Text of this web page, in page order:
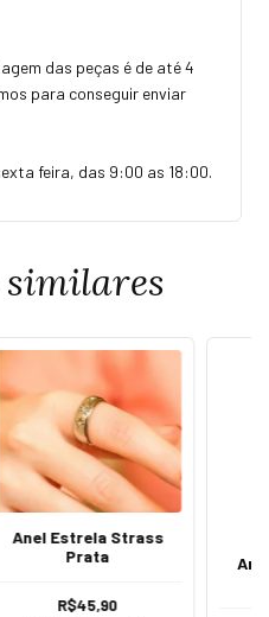
das peças é de até 4
para conseguir enviar
feira, das 9:00 as 18:00.
Anel Estrela Strass
Prata
R$45,90